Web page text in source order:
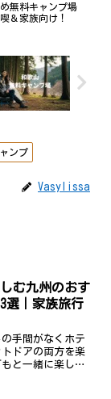
無料キャンプ場
＆家族向け！
ンプ
Vasylissa
む九州のおす
選｜家族旅行
手間がなくホテ
ドアの両方を楽
と一緒に楽しめ